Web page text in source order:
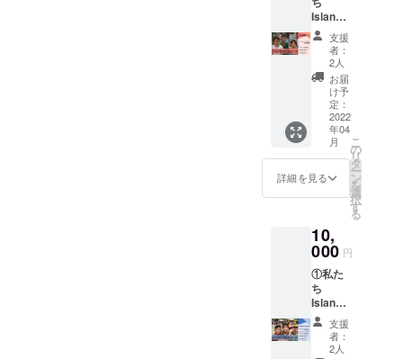
ととも
に送付
させて
いただ
きます
④Islan
dのチー
ムロゴ
が入っ
たオリ
ジナル
ステッ
カーを
差し上
げます
⑤Islan
dのオリ
ジナル
げます
※ビデオ
メッ
セージ
の提供
方法に
ついて
頂いた
メール
Island
から心
よりお
礼の
メール
②私た
ちから
手書き
のメッ
セージ
付き
カード
③現地
の子ど
からの
ビデオ
メッ
セージ
④Islan
dのホー
ムペー
ジと活
動報告
支援
者：
2人
お届
け予
定：
2022
年04
月
詳細を見る
こ
の
リ
タ
ー
ン
を
選
択
す
る
10,
000 円
①私た
ち
Island
から心
よりお
礼の
支援
者：
2人